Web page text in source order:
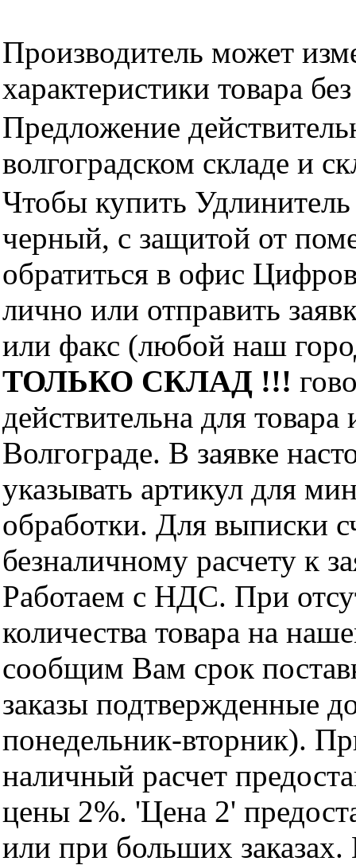
Производитель может
характеристики товара
Предложение
волгоградском складе и
Чтобы купить
черный, с защитой от
обратиться в офис
лично или отправить
или факс (любой наш
ТОЛЬКО СКЛАД !!!
действительна для
Волгограде. В заявке
указывать артикул для
обработки. Для выписки
безналичному расчету к
Работаем с НДС. При
количества товара на
сообщим Вам срок
заказы подтвержденные
понедельник-вторник).
наличный расчет
цены 2%. 'Цена 2'
или при больших